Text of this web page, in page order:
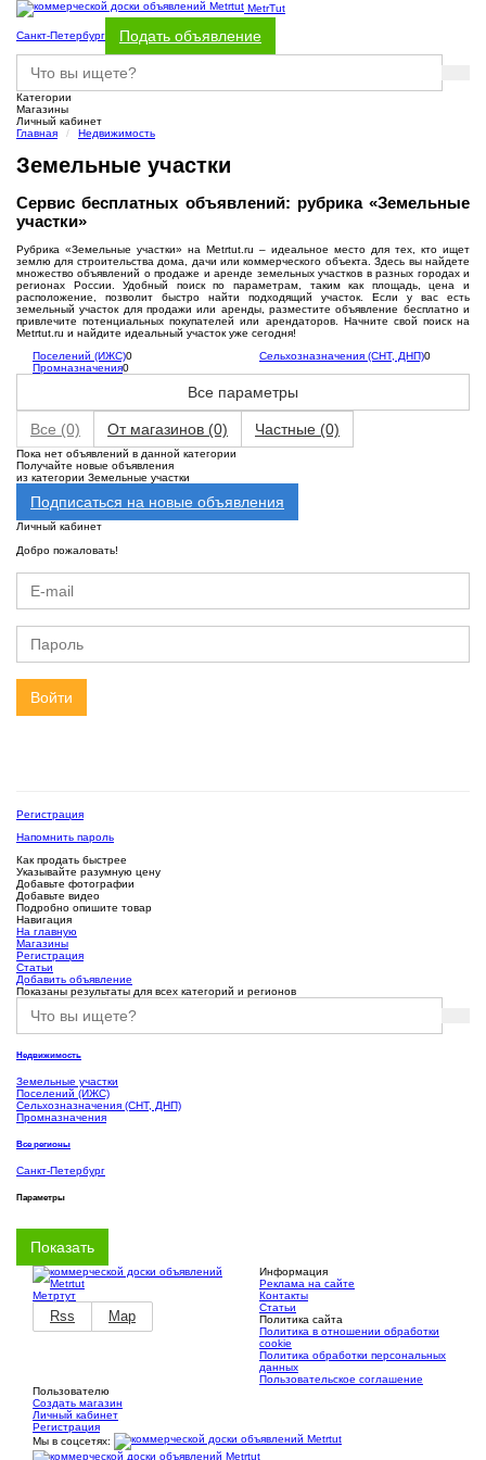
MetrTut
Санкт-Петербург Подать объявление
Категории
Магазины
Личный кабинет
Главная
Недвижимость
Земельные участки
Сервис бесплатных объявлений: рубрика «Земельные
участки»
Рубрика «Земельные участки» на Metrtut.ru – идеальное место для тех, кто ищет
землю для строительства дома, дачи или коммерческого объекта. Здесь вы найдете
множество объявлений о продаже и аренде земельных участков в разных городах и
регионах России. Удобный поиск по параметрам, таким как площадь, цена и
расположение, позволит быстро найти подходящий участок. Если у вас есть
земельный участок для продажи или аренды, разместите объявление бесплатно и
привлечите потенциальных покупателей или арендаторов. Начните свой поиск на
Metrtut.ru и найдите идеальный участок уже сегодня!
Поселений (ИЖС)0 Сельхозназначения (СНТ, ДНП)0
Промназначения0
Все параметры
Все (0) От магазинов (0) Частные (0)
Пока нет объявлений в данной категории
Получайте новые объявления
из категории Земельные участки
Подписаться на новые объявления
Личный кабинет
Добро пожаловать!
Войти
Регистрация
Напомнить пароль
Как продать быстрее
Указывайте разумную цену
Добавьте фотографии
Добавьте видео
Подробно опишите товар
Навигация
На главную
Магазины
Регистрация
Статьи
Добавить объявление
Показаны результаты для всех категорий и регионов
Недвижимость
Земельные участки
Поселений (ИЖС)
Сельхозназначения (СНТ, ДНП)
Промназначения
Все регионы
Санкт-Петербург
Параметры
Метртут
Rss Map
Информация
Реклама на сайте
Контакты
Статьи
Политика сайта
Политика в отношении обработки
cookie
Политика обработки персональных
данных
Пользовательское соглашение
Пользователю
Создать магазин
Личный кабинет
Регистрация
Мы в соцсетях: